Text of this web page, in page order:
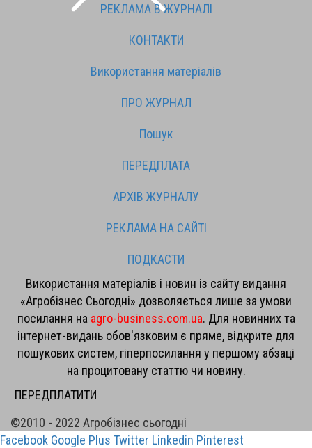
РЕКЛАМА В ЖУРНАЛІ
КОНТАКТИ
Використання матеріалів
ПРО ЖУРНАЛ
Пошук
ПЕРЕДПЛАТА
АРХІВ ЖУРНАЛУ
РЕКЛАМА НА САЙТІ
ПОДКАСТИ
Використання матеріалів і новин із сайту видання
«Агробізнес Сьогодні» дозволяється лише за умови
посилання на agro-business.com.ua. Для новинних та
інтернет-видань обов'язковим є пряме, відкрите для
пошукових систем, гіперпосилання у першому абзаці
на процитовану статтю чи новину.
ПЕРЕДПЛАТИТИ
©2010 - 2022 Агробізнес сьогодні
Facebook Google Plus Twitter Linkedin Pinterest